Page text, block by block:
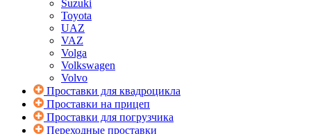
Suzuki
Toyota
UAZ
VAZ
Volga
Volkswagen
Volvo
Проставки для квадроцикла
Проставки на прицеп
Проставки для погрузчика
Переходные проставки